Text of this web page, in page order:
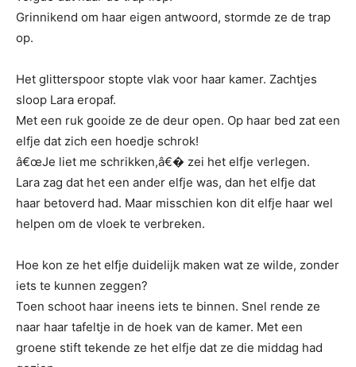
Grinnikend om haar eigen antwoord, stormde ze de trap
op.
Het glitterspoor stopte vlak voor haar kamer. Zachtjes
sloop Lara eropaf.
Met een ruk gooide ze de deur open. Op haar bed zat een
elfje dat zich een hoedje schrok!
â€œJe liet me schrikken,â€� zei het elfje verlegen.
Lara zag dat het een ander elfje was, dan het elfje dat
haar betoverd had. Maar misschien kon dit elfje haar wel
helpen om de vloek te verbreken.
Hoe kon ze het elfje duidelijk maken wat ze wilde, zonder
iets te kunnen zeggen?
Toen schoot haar ineens iets te binnen. Snel rende ze
naar haar tafeltje in de hoek van de kamer. Met een
groene stift tekende ze het elfje dat ze die middag had